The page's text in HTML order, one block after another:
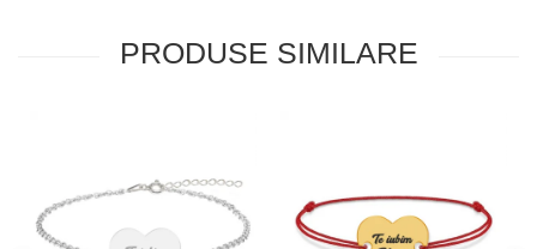
PRODUSE SIMILARE